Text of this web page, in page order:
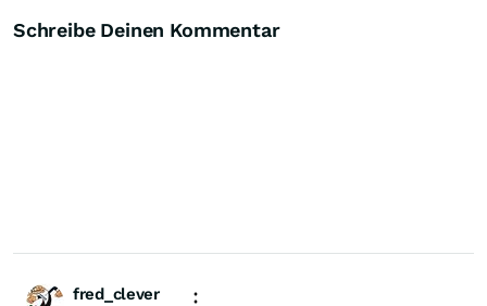
Schreibe Deinen Kommentar
fred_clever